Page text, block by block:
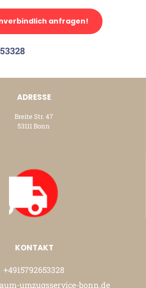
anfragen!
ADRESSE
Breite Str. 47
53111 Bonn
KONTAKT
+4915792653328
umzugsservice-bonn.de